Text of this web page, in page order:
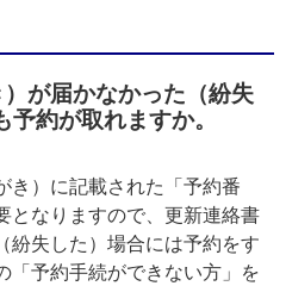
が届かなかった（紛失
約が取れますか。
き）に記載された「予約番
となりますので、更新連絡書
紛失した）場合には予約をす
「予約手続ができない方」を